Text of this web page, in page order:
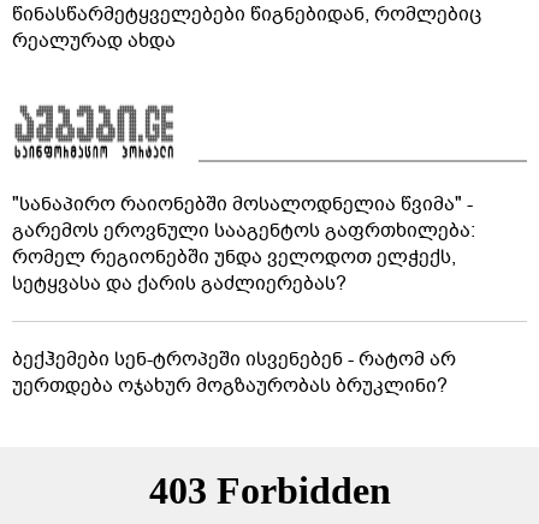
წინასწარმეტყველებები წიგნებიდან, რომლებიც
რეალურად ახდა
"სანაპირო რაიონებში მოსალოდნელია წვიმა" -
გარემოს ეროვნული სააგენტოს გაფრთხილება:
რომელ რეგიონებში უნდა ველოდოთ ელჭექს,
სეტყვასა და ქარის გაძლიერებას?
ბექჰემები სენ-ტროპეში ისვენებენ - რატომ არ
უერთდება ოჯახურ მოგზაურობას ბრუკლინი?